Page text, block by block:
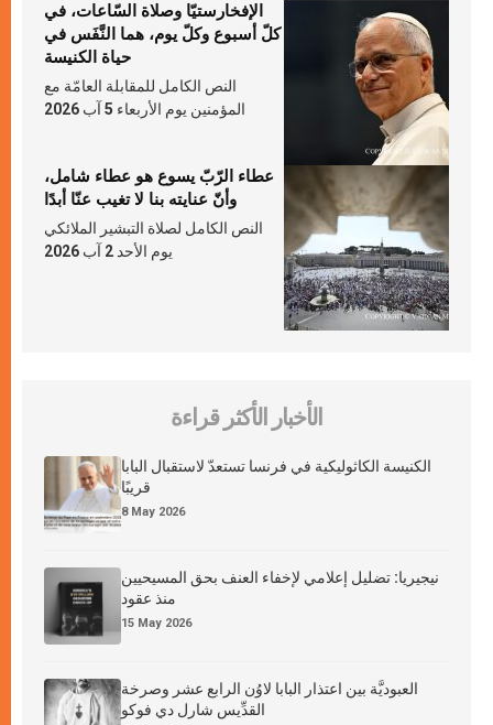
الإفخارستيّا وصلاة السّاعات، في
كلّ أسبوع وكلّ يوم، هما النَّفَس في
حياة الكنيسة
النص الكامل للمقابلة العامّة مع
المؤمنين يوم الأربعاء 5 آب 2026
عطاء الرّبّ يسوع هو عطاء شامل،
وأنّ عنايته بنا لا تغيب عنّا أبدًا
النص الكامل لصلاة التبشير الملائكي
يوم الأحد 2 آب 2026
الأخبار الأكثر قراءة
الكنيسة الكاثوليكية في فرنسا تستعدّ لاستقبال البابا
قريبًا
8 May 2026
نيجيريا: تضليل إعلامي لإخفاء العنف بحق المسيحيين
منذ عقود
15 May 2026
العبوديَّة بين اعتذار البابا لاوُن الرابع عشر وصرخة
القدِّيس شارل دي فوكو